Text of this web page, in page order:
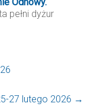
pełni dyżur
27 lutego 2026 →